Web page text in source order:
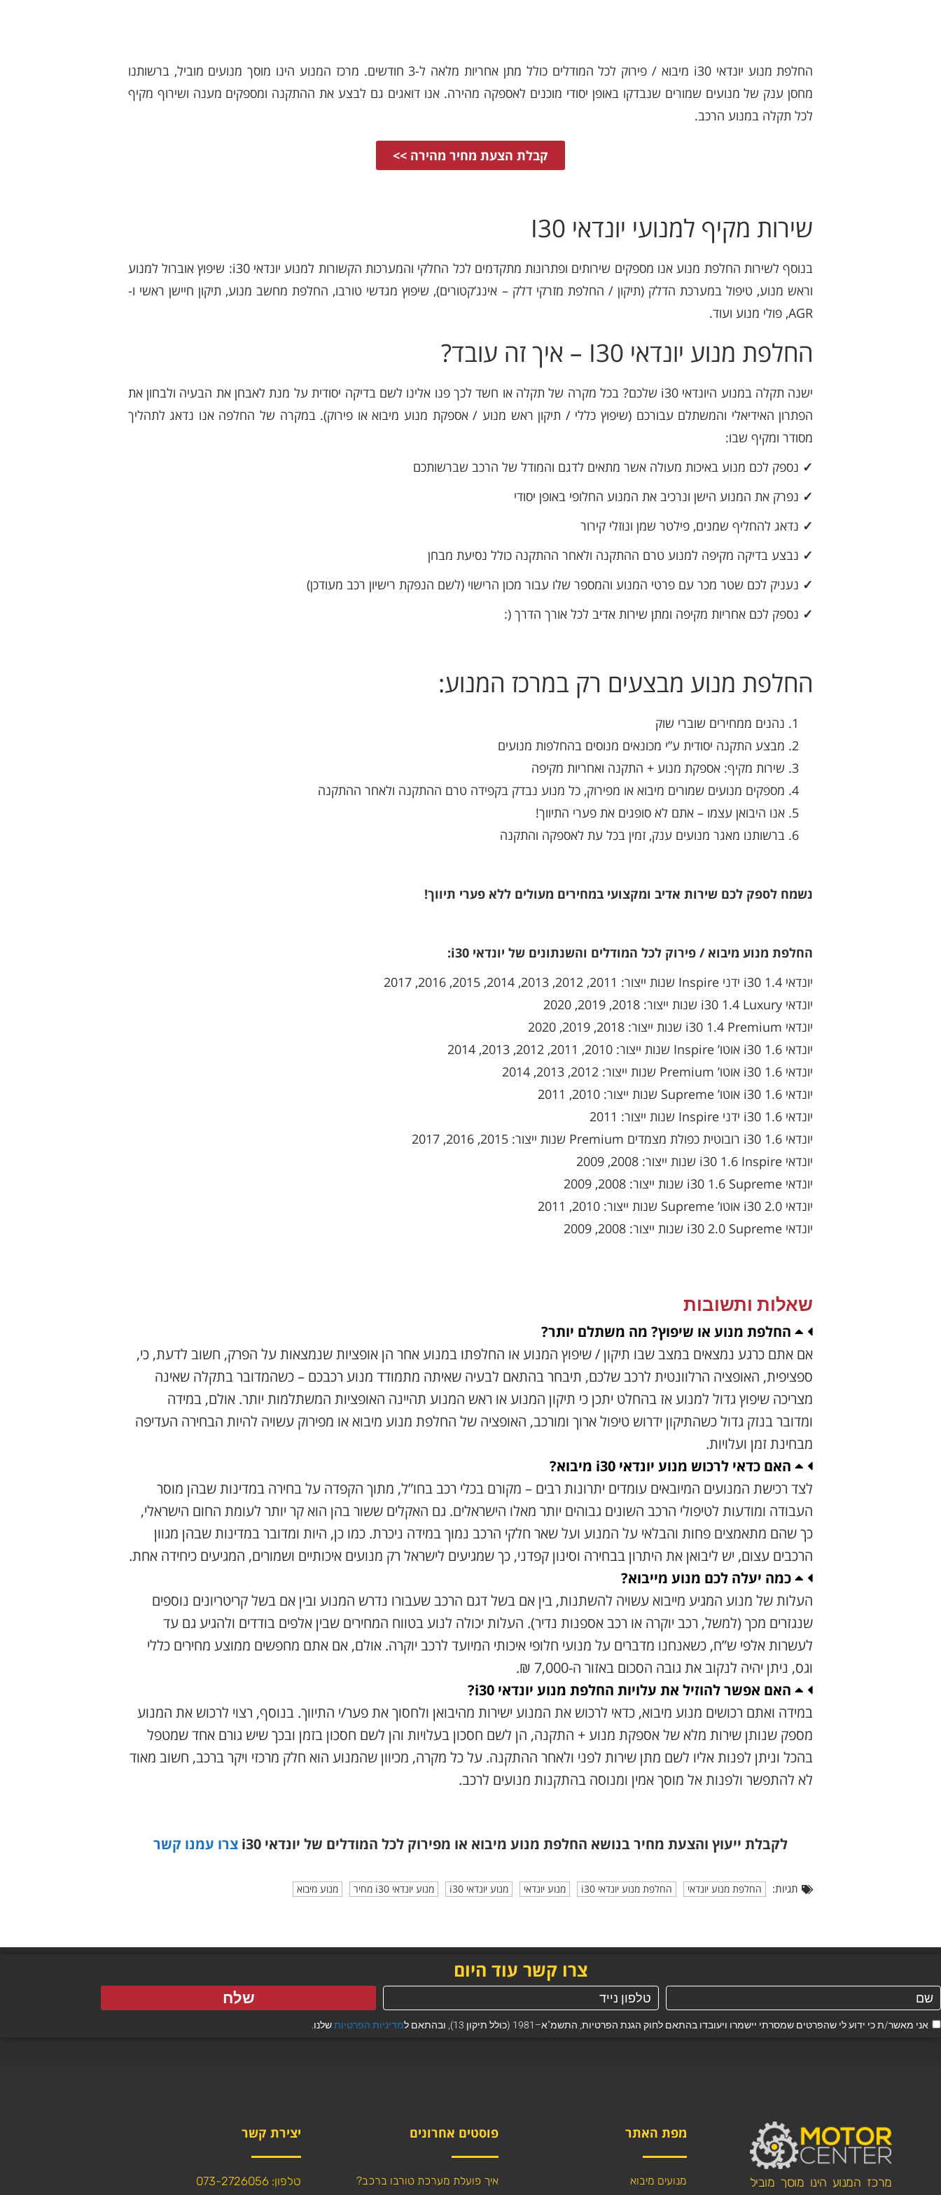
החלפת מנוע יונדאי i30 מיבוא / פירוק לכל המודלים כולל מתן אחריות מלאה ל-3 חודשים. מרכז המנוע הינו מוסך מנועים מוביל, ברשותנו
מחסן ענק של מנועים שמורים שנבדקו באופן יסודי מוכנים לאספקה מהירה. אנו דואגים גם לבצע את ההתקנה ומספקים מענה ושירוף מקיף
לכל תקלה במנוע הרכב.
קבלת הצעת מחיר מהירה >>
שירות מקיף למנועי יונדאי I30
בנוסף לשירות החלפת מנוע אנו מספקים שירותים ופתרונות מתקדמים לכל החלקי והמערכות הקשורות למנוע יונדאי i30: שיפוץ אוברול למנוע
וראש מנוע, טיפול במערכת הדלק (תיקון / החלפת מזרקי דלק – אינג’קטורים), שיפוץ מגדשי טורבו, החלפת מחשב מנוע, תיקון חיישן ראשי ו-
AGR, פולי מנוע ועוד.
החלפת מנוע יונדאי I30 – איך זה עובד?
ישנה תקלה במנוע היונדאי i30 שלכם? בכל מקרה של תקלה או חשד לכך פנו אלינו לשם בדיקה יסודית על מנת לאבחן את הבעיה ולבחון את
הפתרון האידיאלי והמשתלם עבורכם (שיפוץ כללי / תיקון ראש מנוע / אספקת מנוע מיבוא או פירוק). במקרה של החלפה אנו נדאג לתהליך
מסודר ומקיף שבו:
✓ נספק לכם מנוע באיכות מעולה אשר מתאים לדגם והמודל של הרכב שברשותכם
✓ נפרק את המנוע הישן ונרכיב את המנוע החלופי באופן יסודי
✓ נדאג להחליף שמנים, פילטר שמן ונוזלי קירור
✓ נבצע בדיקה מקיפה למנוע טרם ההתקנה ולאחר ההתקנה כולל נסיעת מבחן
✓ נעניק לכם שטר מכר עם פרטי המנוע והמספר שלו עבור מכון הרישוי (לשם הנפקת רישיון רכב מעודכן)
✓ נספק לכם אחריות מקיפה ומתן שירות אדיב לכל אורך הדרך (:
החלפת מנוע מבצעים רק במרכז המנוע:
נהנים ממחירים שוברי שוק
מבצע התקנה יסודית ע”י מכונאים מנוסים בהחלפות מנועים
שירות מקיף: אספקת מנוע + התקנה ואחריות מקיפה
מספקים מנועים שמורים מיבוא או מפירוק, כל מנוע נבדק בקפידה טרם ההתקנה ולאחר ההתקנה
אנו היבואן עצמו – אתם לא סופגים את פערי התיווך!
ברשותנו מאגר מנועים ענק, זמין בכל עת לאספקה והתקנה
נשמח לספק לכם שירות אדיב ומקצועי במחירים מעולים ללא פערי תיווך!
החלפת מנוע מיבוא / פירוק לכל המודלים והשנתונים של יונדאי i30:
יונדאי i30 1.4 ידני Inspire שנות ייצור: 2011, 2012, 2013, 2014, 2015, 2016, 2017
יונדאי i30 1.4 Luxury שנות ייצור: 2018, 2019, 2020
יונדאי i30 1.4 Premium שנות ייצור: 2018, 2019, 2020
יונדאי i30 1.6 אוטו’ Inspire שנות ייצור: 2010, 2011, 2012, 2013, 2014
יונדאי i30 1.6 אוטו’ Premium שנות ייצור: 2012, 2013, 2014
יונדאי i30 1.6 אוטו’ Supreme שנות ייצור: 2010, 2011
יונדאי i30 1.6 ידני Inspire שנות ייצור: 2011
יונדאי i30 1.6 רובוטית כפולת מצמדים Premium שנות ייצור: 2015, 2016, 2017
יונדאי i30 1.6 Inspire שנות ייצור: 2008, 2009
יונדאי i30 1.6 Supreme שנות ייצור: 2008, 2009
יונדאי i30 2.0 אוטו’ Supreme שנות ייצור: 2010, 2011
יונדאי i30 2.0 Supreme שנות ייצור: 2008, 2009
שאלות ותשובות
החלפת מנוע או שיפוץ? מה משתלם יותר?
אם אתם כרגע נמצאים במצב שבו תיקון / שיפוץ המנוע או החלפתו במנוע אחר הן אופציות שנמצאות על הפרק, חשוב לדעת, כי,
ספציפית, האופציה הרלוונטית לרכב שלכם, תיבחר בהתאם לבעיה שאיתה מתמודד מנוע רכבכם – כשהמדובר בתקלה שאינה
מצריכה שיפוץ גדול למנוע אז בהחלט יתכן כי תיקון המנוע או ראש המנוע תהיינה האופציות המשתלמות יותר. אולם, במידה
ומדובר בנזק גדול כשהתיקון ידרוש טיפול ארוך ומורכב, האופציה של החלפת מנוע מיבוא או מפירוק עשויה להיות הבחירה העדיפה
מבחינת זמן ועלויות.
האם כדאי לרכוש מנוע יונדאי i30 מיבוא?
לצד רכישת המנועים המיובאים עומדים יתרונות רבים – מקורם בכלי רכב בחו”ל, מתוך הקפדה על בחירה במדינות שבהן מוסר
העבודה ומודעות לטיפולי הרכב השונים גבוהים יותר מאלו הישראלים. גם האקלים ששור בהן הוא קר יותר לעומת החום הישראלי,
כך שהם מתאמצים פחות והבלאי על המנוע ועל שאר חלקי הרכב נמוך במידה ניכרת. כמו כן, היות ומדובר במדינות שבהן מגוון
הרכבים עצום, יש ליבואן את היתרון בבחירה וסינון קפדני, כך שמגיעים לישראל רק מנועים איכותיים ושמורים, המגיעים כיחידה אחת.
כמה יעלה לכם מנוע מייבוא?
העלות של מנוע המגיע מייבוא עשויה להשתנות, בין אם בשל דגם הרכב שעבורו נדרש המנוע ובין אם בשל קריטריונים נוספים
שנגזרים מכך (למשל, רכב יוקרה או רכב אספנות נדיר). העלות יכולה לנוע בטווח המחירים שבין אלפים בודדים ולהגיע גם עד
לעשרות אלפי ש”ח, כשאנחנו מדברים על מנועי חלופי איכותי המיועד לרכב יוקרה. אולם, אם אתם מחפשים ממוצע מחירים כללי
וגס, ניתן יהיה לנקוב את גובה הסכום באזור ה-7,000 ₪.
האם אפשר להוזיל את עלויות החלפת מנוע יונדאי i30?
במידה ואתם רכושים מנוע מיבוא, כדאי לרכוש את המנוע ישירות מהיבואן ולחסוך את פער/י התיווך. בנוסף, רצוי לרכוש את המנוע
מספק שנותן שירות מלא של אספקת מנוע + התקנה, הן לשם חסכון בעלויות והן לשם חסכון בזמן ובכך שיש גורם אחד שמטפל
בהכל וניתן לפנות אליו לשם מתן שירות לפני ולאחר ההתקנה. על כל מקרה, מכיוון שהמנוע הוא חלק מרכזי ויקר ברכב, חשוב מאוד
לא להתפשר ולפנות אל מוסך אמין ומנוסה בהתקנות מנועים לרכב.
לקבלת ייעוץ והצעת מחיר בנושא החלפת מנוע מיבוא או מפירוק לכל המודלים של יונדאי i30 צרו עמנו קשר
תגיות: החלפת מנוע יונדאי החלפת מנוע יונדאי i30 מנוע יונדאי מנוע יונדאי i30 מנוע יונדאי i30 מחיר מנוע מיבוא
צרו קשר עוד היום
אני מאשר/ת כי ידוע לי שהפרטים שמסרתי יישמרו ויעובדו בהתאם לחוק הגנת הפרטיות, התשמ"א–1981 (כולל תיקון 13), ובהתאם ל מדיניות הפרטיותשלנו.
שלח
מרכז המנוע הינו מוסך מוביל
מפת האתר
מנועים מיבוא
פוסטים אחרונים
איך פועלת מערכת טורבו ברכב?
יצירת קשר
טלפון: 073-2726056